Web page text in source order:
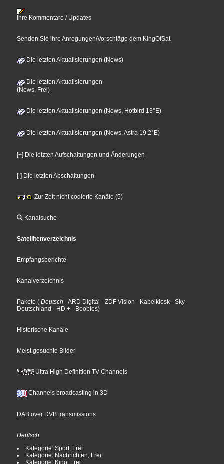
Ihre Kommentare / Updates
Senden Sie ihre Anregungen/Vorschläge dem KingOfSat
Die letzten Aktualisierungen (News)
Die letzten Aktualisierungen
(News, Frei)
Die letzten Aktualisierungen (News, Hotbird 13°E)
Die letzten Aktualisierungen (News, Astra 19,2°E)
[+] Die letzten Aufschaltungen und Änderungen
[-] Die letzten Abschaltungen
Zur Zeit nicht codierte Kanäle (5)
Kanalsuche
Sateliitenverzeichnis
Empfangsberichte
Kanalverzeichnis
Pakete ( Deutsch - ARD Digital - ZDF Vision - Kabelkiosk - Sky
Deutschland - HD + - Boobles)
Historische Kanäle
Meist gesuchte Bilder
Ultra High Definition TV Channels
Channels broadcasting in 3D
DAB over DVB transmissions
Deutsch
Kategorie: Sport, Frei
Kategorie: Nachrichten, Frei